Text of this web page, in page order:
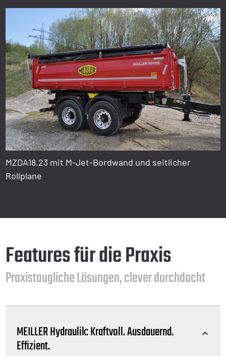
MZDA18.23 mit M-Jet-Bordwand und seitlicher
Rollplane
Features für die Praxis
Praxistaugliche Lösungen, clever durchdacht
MEILLER Hydraulik: Kraftvoll. Ausdauernd.
Effizient.